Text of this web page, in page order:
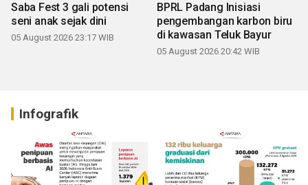
Saba Fest 3 gali potensi
seni anak sejak dini
05 August 2026 23:17 WIB
BPRL Padang Inisiasi
pengembangan karbon biru
di kawasan Teluk Bayur
05 August 2026 20:42 WIB
Infografik